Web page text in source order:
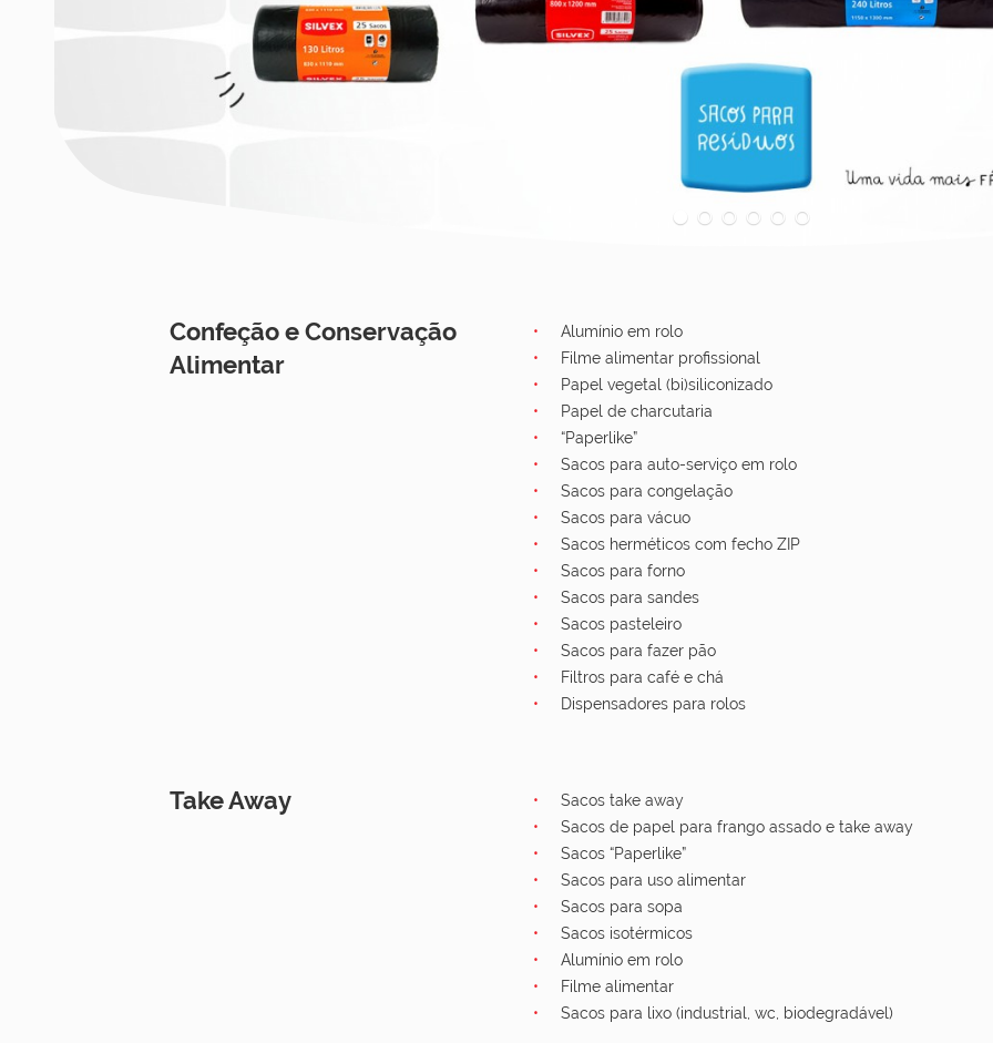
2 3 4 5 6
Confeção e Conservação
Alimentar
Alumínio em rolo
Filme alimentar profissional
Papel vegetal (bi)siliconizado
Papel de charcutaria
“Paperlike”
Sacos para auto-serviço em rolo
Sacos para congelação
Sacos para vácuo
Sacos herméticos com fecho ZIP
Sacos para forno
Sacos para sandes
Sacos pasteleiro
Sacos para fazer pão
Filtros para café e chá
Dispensadores para rolos
Take Away
Sacos take away
Sacos de papel para frango assado e take away
Sacos “Paperlike”
Sacos para uso alimentar
Sacos para sopa
Sacos isotérmicos
Alumínio em rolo
Filme alimentar
Sacos para lixo (industrial, wc, biodegradável)